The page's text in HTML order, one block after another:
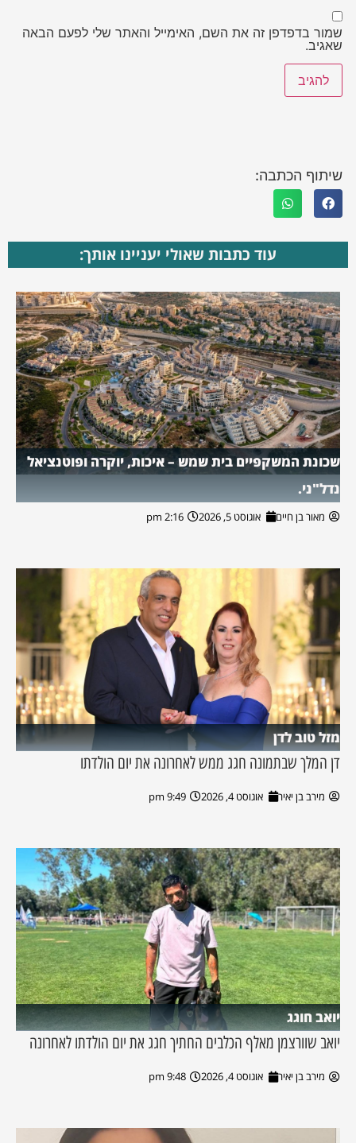
שמור בדפדפן זה את השם, האימייל והאתר שלי לפעם הבאה
שאגיב.
שיתוף הכתבה:
עוד כתבות שאולי יעניינו אותך:
שכונת המשקפיים בית שמש – איכות, יוקרה ופוטנציאל
נדל"ני.
מאור בן חיים אוגוסט 5, 2026 2:16 pm
מזל טוב לדן
דן המלך שבתמונה חגג ממש לאחרונה את יום הולדתו
מירב בן יאיר אוגוסט 4, 2026 9:49 pm
יואב חוגג
יואב שוורצמן מאלף הכלבים החתיך חגג את יום הולדתו לאחרונה
מירב בן יאיר אוגוסט 4, 2026 9:48 pm